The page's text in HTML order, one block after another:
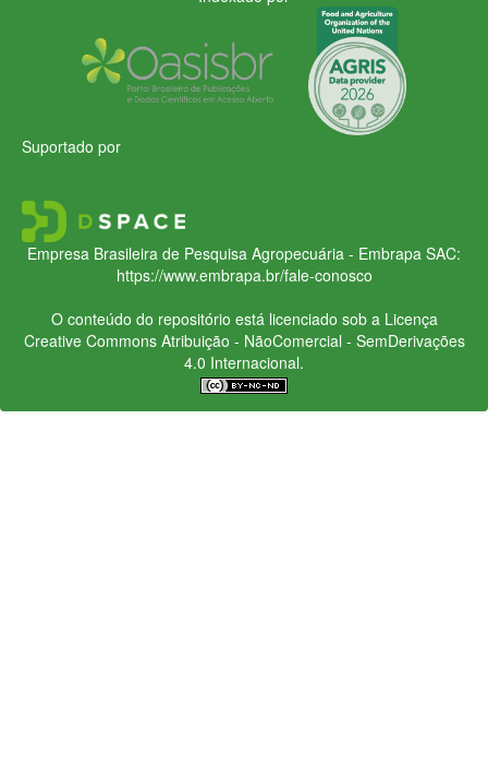
Suportado por
Empresa Brasileira de Pesquisa Agropecuária - Embrapa SAC:
https://www.embrapa.br/fale-conosco
O conteúdo do repositório está licenciado sob a Licença
Creative CommonsAtribuição - NãoComercial - SemDerivações
4.0 Internacional.